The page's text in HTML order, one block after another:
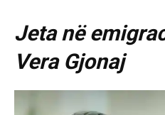
Jeta në
Vera Gjonaj